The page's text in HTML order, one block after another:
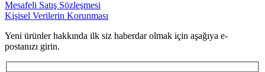
Mesafeli Satış Sözleşmesi
Kişisel Verilerin Korunması
Yeni ürünler hakkında ilk siz haberdar olmak için aşağıya e-
postanızı girin.